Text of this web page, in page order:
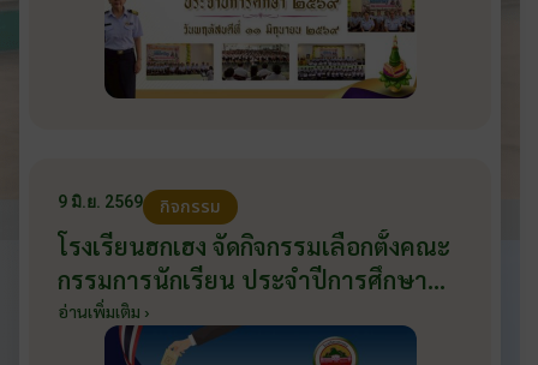
9 มิ.ย. 2569 กิจกรรม
โรงเรียนฮกเฮง จัดกิจกรรมเลือกตั้งคณะ
กรรมการนักเรียน ประจำปีการศึกษา
2569 ส่งเสริมประชาธิปไตยในโรงเรียน
วันที่ 9 มิถุนายน 2569
อ่านเพิ่มเติม ›